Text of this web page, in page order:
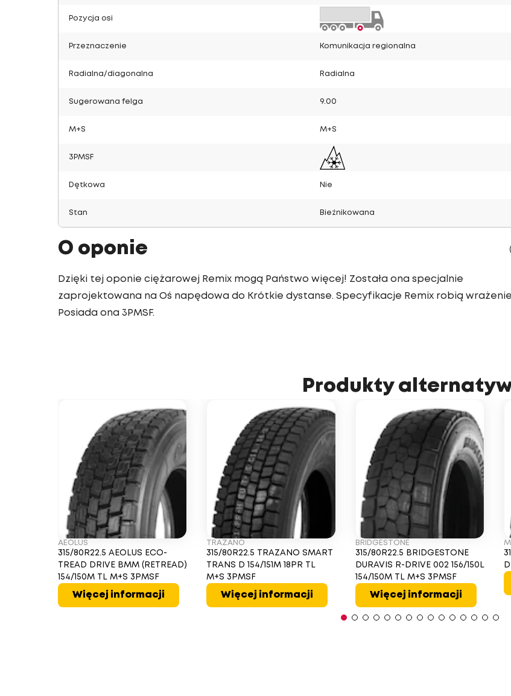
Pozycja osi
Przeznaczenie Komunikacja regionalna
Radialna/diagonalna Radialna
Sugerowana felga 9.00
M+S M+S
3PMSF
Dętkowa Nie
Stan Bieżnikowana
O oponie
Dzięki tej oponie ciężarowej Remix mogą Państwo więcej! Została ona specjalnie
zaprojektowana na Oś napędowa do Krótkie dystanse. Specyfikacje Remix robią
Posiada ona 3PMSF.
Produkty
AEOLUS
315/80R22.5 AEOLUS ECO-
TREAD DRIVE BMM (RETREAD)
154/150M TL M+S 3PMSF
Więcej informacji
TRAZANO
315/80R22.5 TRAZANO SMART
TRANS D 154/151M 18PR TL
M+S 3PMSF
Więcej informacji
BRIDGESTONE
315/80R22.5 BRIDGESTONE
DURAVIS R-DRIVE 002 156/150L
154/150M TL M+S 3PMSF
Więcej informacji